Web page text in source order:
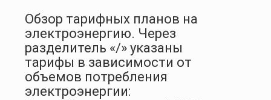
Обзор тарифных планов на
электроэнергию. Через
разделитель «/» указаны
тарифы в зависимости от
объемов потребления
электроэнергии: